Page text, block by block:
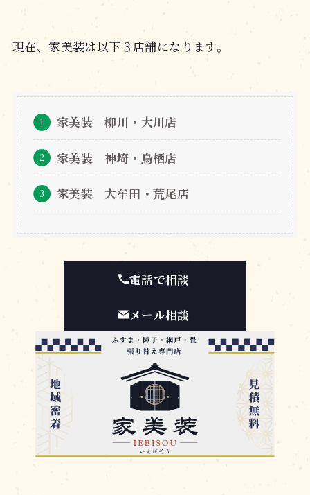
現在、家美装は以下３店舗になります。
家美装 柳川・大川店
家美装 神埼・鳥栖店
家美装 大牟田・荒尾店
電話で相談
メール相談